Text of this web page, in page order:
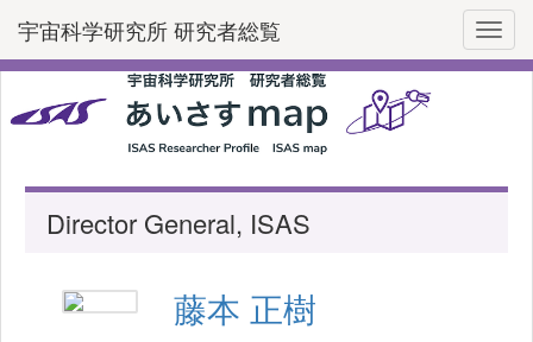
宇宙科学研究所 研究者総覧
Director General, ISAS
藤本 正樹